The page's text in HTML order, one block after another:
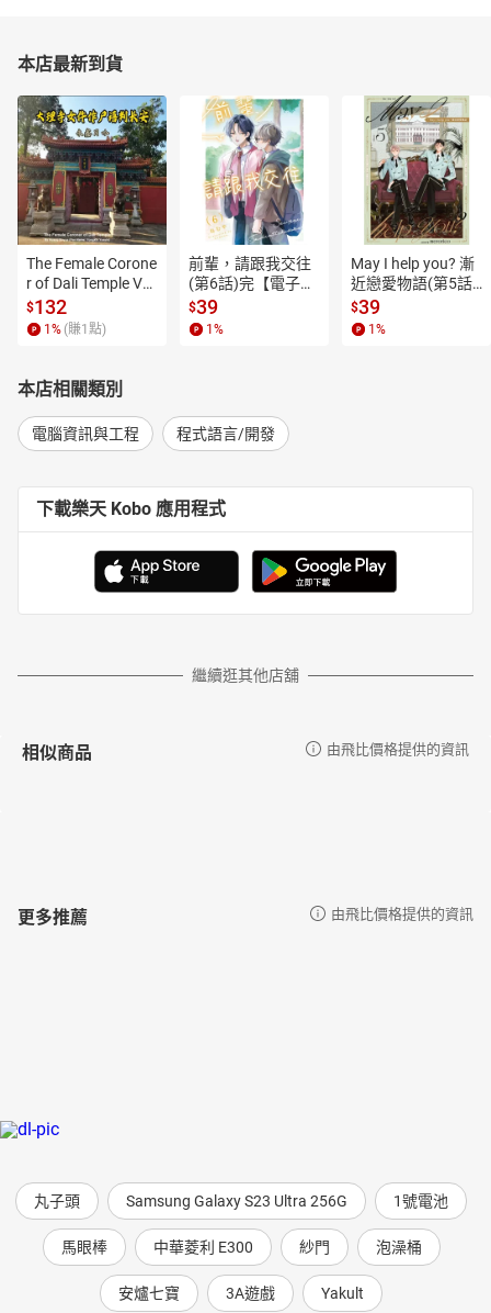
本店最新到貨
The Female Corone
r of Dali Temple Vo
l.6【有聲書】
$132
1 % (賺1 點)
前輩，請跟我交往
(第6話)完【電子
書】
$39
1 %
May I help you? 漸
近戀愛物語(第5話)
【電子書】
$39
1 %
本店相關類別
電腦資訊與工程 程式語言/開發
下載樂天 Kobo 應用程式
繼續逛其他店舖
相似商品 由飛比價格提供的資訊
更多推薦 由飛比價格提供的資訊
丸子頭 Samsung Galaxy S23 Ultra 256G 1號電池
馬眼棒 中華菱利 E300 紗門 泡澡桶
安爐七寶 3A遊戲 Yakult